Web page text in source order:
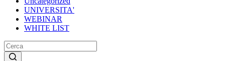
UNIVERSITA'
WEBINAR
WHITE LIST